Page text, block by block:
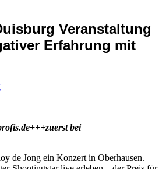
Veranstaltung
Erfahrung mit
bei
de Jong ein Konzert in Oberhausen.